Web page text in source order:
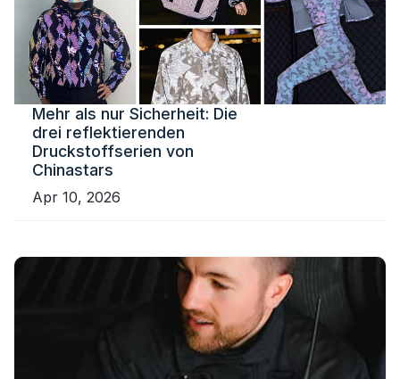
Mehr als nur Sicherheit: Die
drei reflektierenden
Druckstoffserien von
Chinastars
Apr 10, 2026